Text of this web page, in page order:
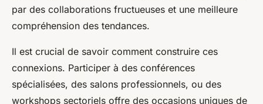
par des collaborations fructueuses et une meilleure
compréhension des tendances.
Il est crucial de savoir comment construire ces
connexions. Participer à des conférences
spécialisées, des salons professionnels, ou des
workshops sectoriels offre des occasions uniques de